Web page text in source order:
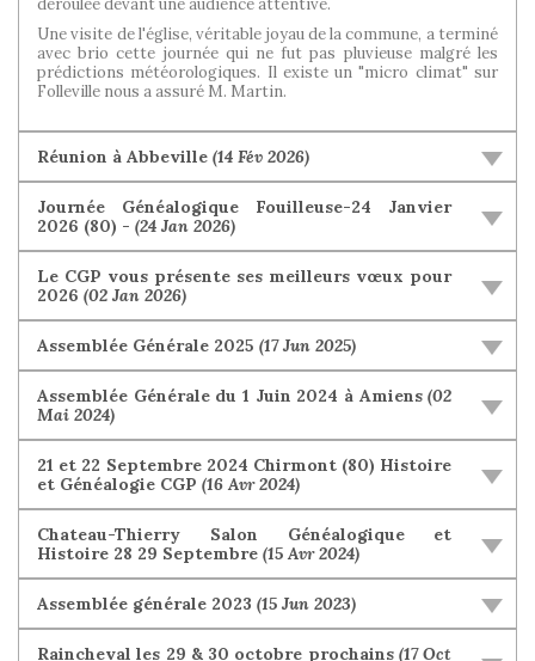
Une visite de l'église, véritable joyau de la commune, a terminé
avec brio cette journée qui ne fut pas pluvieuse malgré les
prédictions météorologiques. Il existe un "micro climat" sur
Folleville nous a assuré M. Martin.
Réunion à Abbeville (14 Fév 2026)
Journée Généalogique Fouilleuse-24 Janvier
2026 (80) - (24 Jan 2026)
Le CGP vous présente ses meilleurs vœux pour
2026 (02 Jan 2026)
Assemblée Générale 2025 (17 Jun 2025)
Assemblée Générale du 1 Juin 2024 à Amiens(02
Mai 2024)
21 et 22 Septembre 2024 Chirmont (80) Histoire
et Généalogie CGP (16 Avr 2024)
Chateau-Thierry Salon Généalogique et
Histoire 28 29 Septembre (15 Avr 2024)
Assemblée générale 2023 (15 Jun 2023)
Raincheval les 29 & 30 octobre prochains(17 Oct